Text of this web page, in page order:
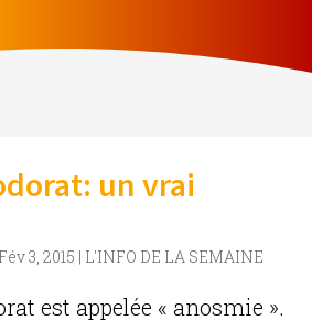
un vrai
Fév 3, 2015 | L'INFO DE LA SEMAINE
est appelée « anosmie ».